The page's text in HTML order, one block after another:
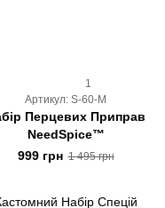
1
Артикул: S-60-M
Перцевих Приправ
NeedSpice™
999 грн 1 495 грн